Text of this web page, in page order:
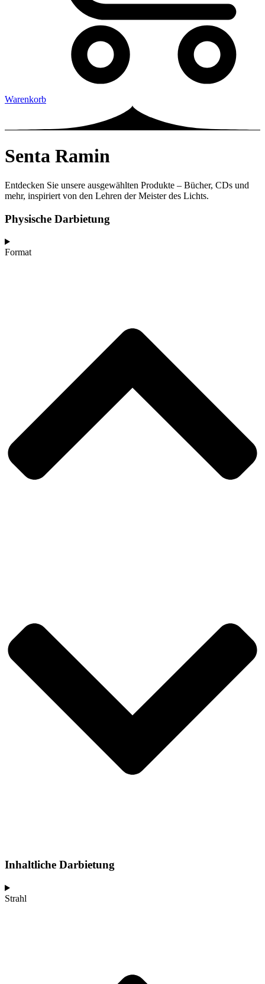
Warenkorb
Senta Ramin
Entdecken Sie unsere ausgewählten Produkte – Bücher, CDs und
mehr, inspiriert von den Lehren der Meister des Lichts.
Physische Darbietung
Format
Inhaltliche Darbietung
Strahl